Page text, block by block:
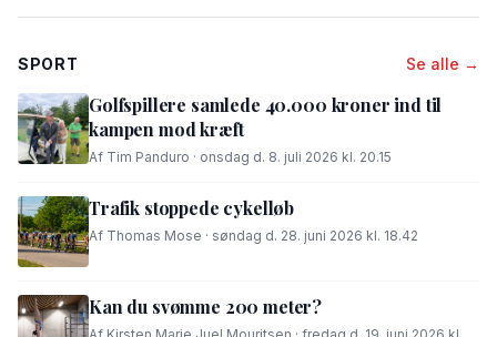
SPORT Se alle →
Golfspillere samlede 40.000 kroner ind til
kampen mod kræft
Af Tim Panduro · onsdag d. 8. juli 2026 kl. 20.15
Trafik stoppede cykelløb
Af Thomas Mose · søndag d. 28. juni 2026 kl. 18.42
Kan du svømme 200 meter?